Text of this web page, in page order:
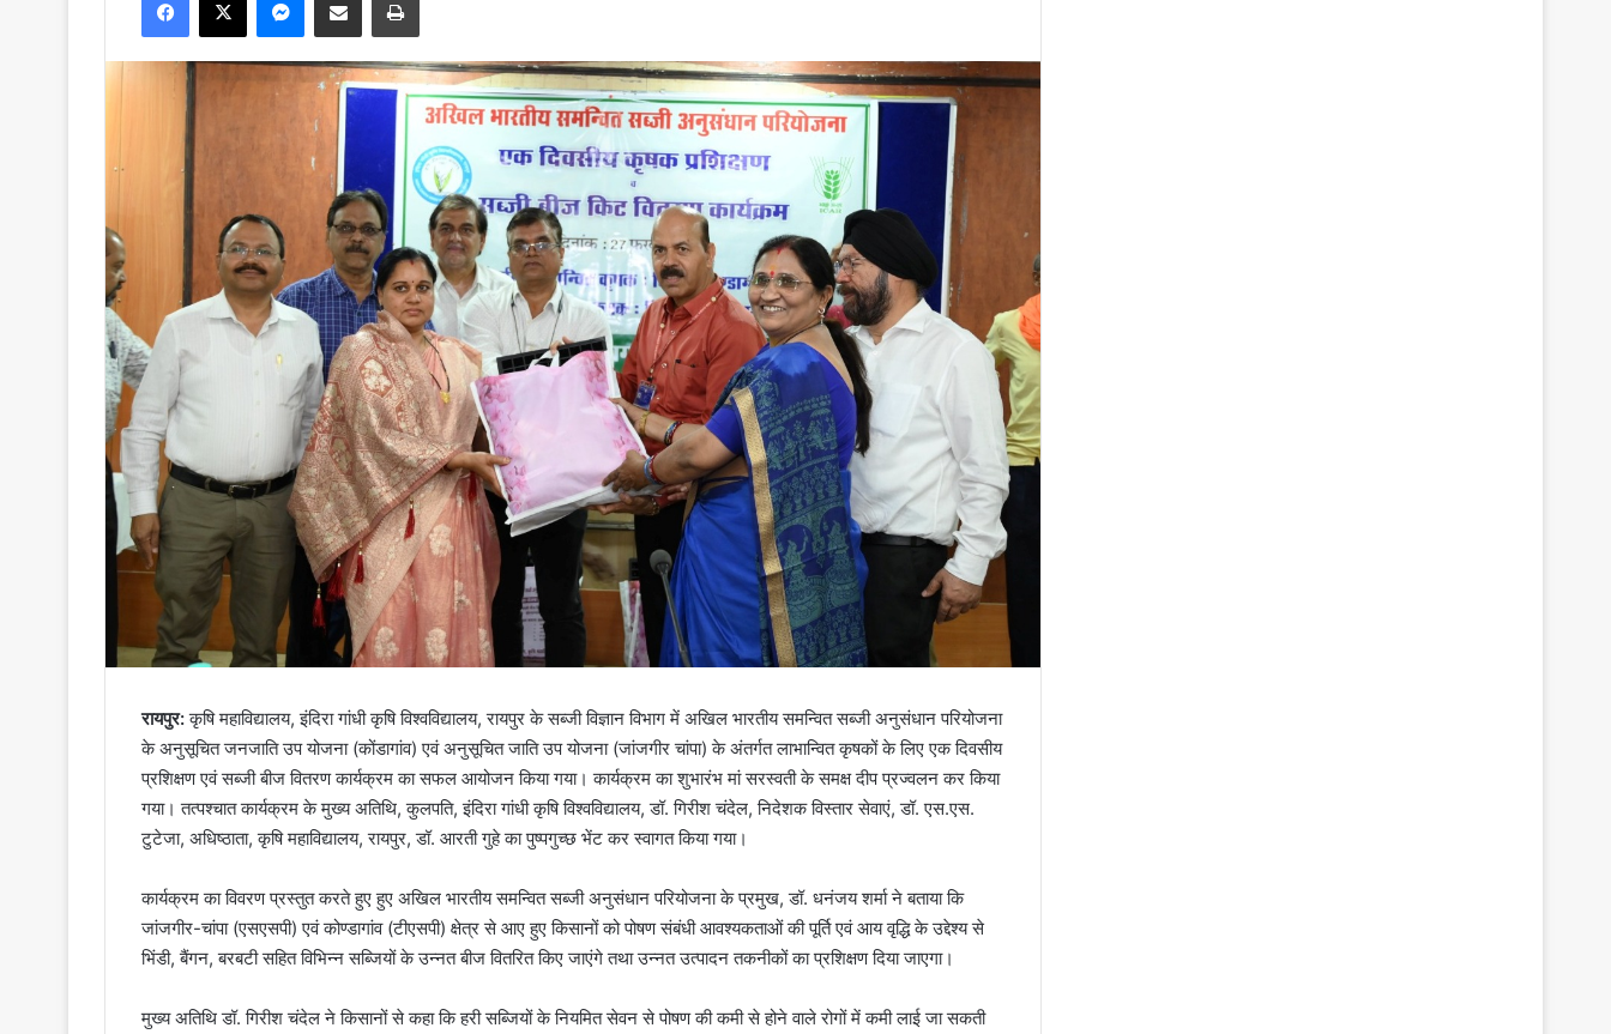
रायपुर:कृषि महाविद्यालय, इंदिरा गांधी कृषि विश्वविद्यालय, रायपुर के सब्जी विज्ञान विभाग में अखिल भारतीय समन्वित सब्जी अनुसंधान परियोजना
के अनुसूचित जनजाति उप योजना (कोंडागांव) एवं अनुसूचित जाति उप योजना (जांजगीर चांपा) के अंतर्गत लाभान्वित कृषकों के लिए एक दिवसीय
प्रशिक्षण एवं सब्जी बीज वितरण कार्यक्रम का सफल आयोजन किया गया। कार्यक्रम का शुभारंभ मां सरस्वती के समक्ष दीप प्रज्वलन कर किया
गया। तत्पश्चात कार्यक्रम के मुख्य अतिथि, कुलपति, इंदिरा गांधी कृषि विश्वविद्यालय, डॉ. गिरीश चंदेल, निदेशक विस्तार सेवाएं, डॉ. एस.एस.
टुटेजा, अधिष्ठाता, कृषि महाविद्यालय, रायपुर, डॉ. आरती गुहे का पुष्पगुच्छ भेंट कर स्वागत किया गया।
कार्यक्रम का विवरण प्रस्तुत करते हुए हुए अखिल भारतीय समन्वित सब्जी अनुसंधान परियोजना के प्रमुख, डॉ. धनंजय शर्मा ने बताया कि
जांजगीर-चांपा (एसएसपी) एवं कोण्डागांव (टीएसपी) क्षेत्र से आए हुए किसानों को पोषण संबंधी आवश्यकताओं की पूर्ति एवं आय वृद्धि के उद्देश्य से
भिंडी, बैंगन, बरबटी सहित विभिन्न सब्जियों के उन्नत बीज वितरित किए जाएंगे तथा उन्नत उत्पादन तकनीकों का प्रशिक्षण दिया जाएगा।
मुख्य अतिथि डॉ. गिरीश चंदेल ने किसानों से कहा कि हरी सब्जियों के नियमित सेवन से पोषण की कमी से होने वाले रोगों में कमी लाई जा सकती